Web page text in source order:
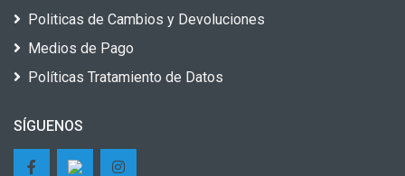
Politicas de Cambios y Devoluciones
Medios de Pago
Políticas Tratamiento de Datos
SÍGUENOS